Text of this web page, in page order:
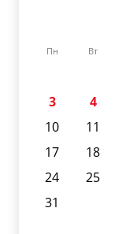
Пн Вт
3
4
10
11
17
18
24
25
31